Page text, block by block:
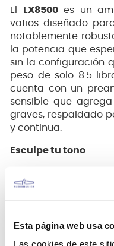
Esta página web usa
Las cookies de este
El LX8500es un
vatios diseñado
notablemente
la potencia que
sin la configuración
peso de solo 8.5
cuenta con un
sensible que
graves, respaldado
y continua.
Esculpe tu tono
diseñada para
perilla de